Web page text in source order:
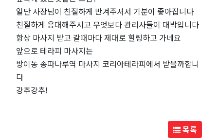
나
루
역
마
일단 사장님이 친절하게 반겨주셔서 기분이 좋아집니다
친절하게 응대해주시고 무엇보다 관리사들이 대박입니다
항상 마사지 받고 갈때마다 제대로 힐링하고 가네요
앞으로 테라피 마사지는
방이동 송파나루역 마사지 코리아테라피에서 받을까합니
다
강추강추!
목록